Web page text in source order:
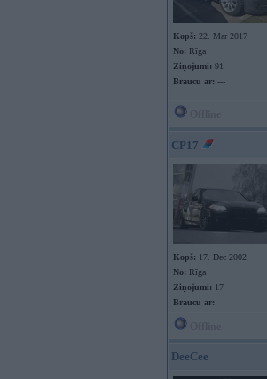
Kopš: 22. Mar 2017
No: Rīga
Ziņojumi: 91
Braucu ar: ---
CP17
Kopš: 17. Dec 2002
No: Rīga
Ziņojumi: 17
Braucu ar:
DeeCee